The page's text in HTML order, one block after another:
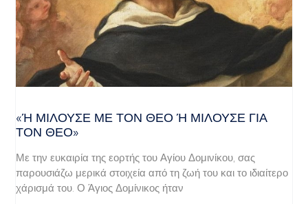
«Ή ΜΙΛΟΎΣΕ ΜΕ ΤΟΝ ΘΕΌ Ή ΜΙΛΟΎΣΕ ΓΙΑ ΤΟ
Ν ΘΕΌ»
Με την ευκαιρία της εορτής του Αγίου Δομινίκου, σας
παρουσιάζω μερικά στοιχεία από τη ζωή του και το ιδιαίτερο
χάρισμά του. Ο Άγιος Δομίνικος ήταν